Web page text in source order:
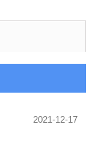
2021-12-17